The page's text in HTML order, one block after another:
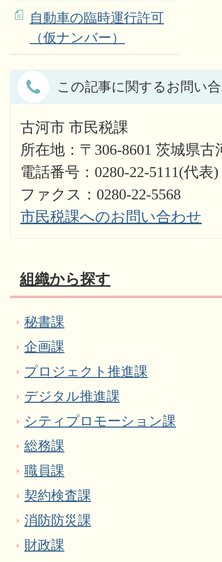
自動車の臨時運行許可
（仮ナンバー）
この記事に関するお問い
古河市 市民税課
所在地：〒306-8601 茨城県
電話番号：0280-22-5111(代表)
ファクス：0280-22-5568
市民税課へのお問い合わせ
組織から探す
秘書課
企画課
プロジェクト推進課
デジタル推進課
シティプロモーション課
総務課
職員課
契約検査課
消防防災課
財政課